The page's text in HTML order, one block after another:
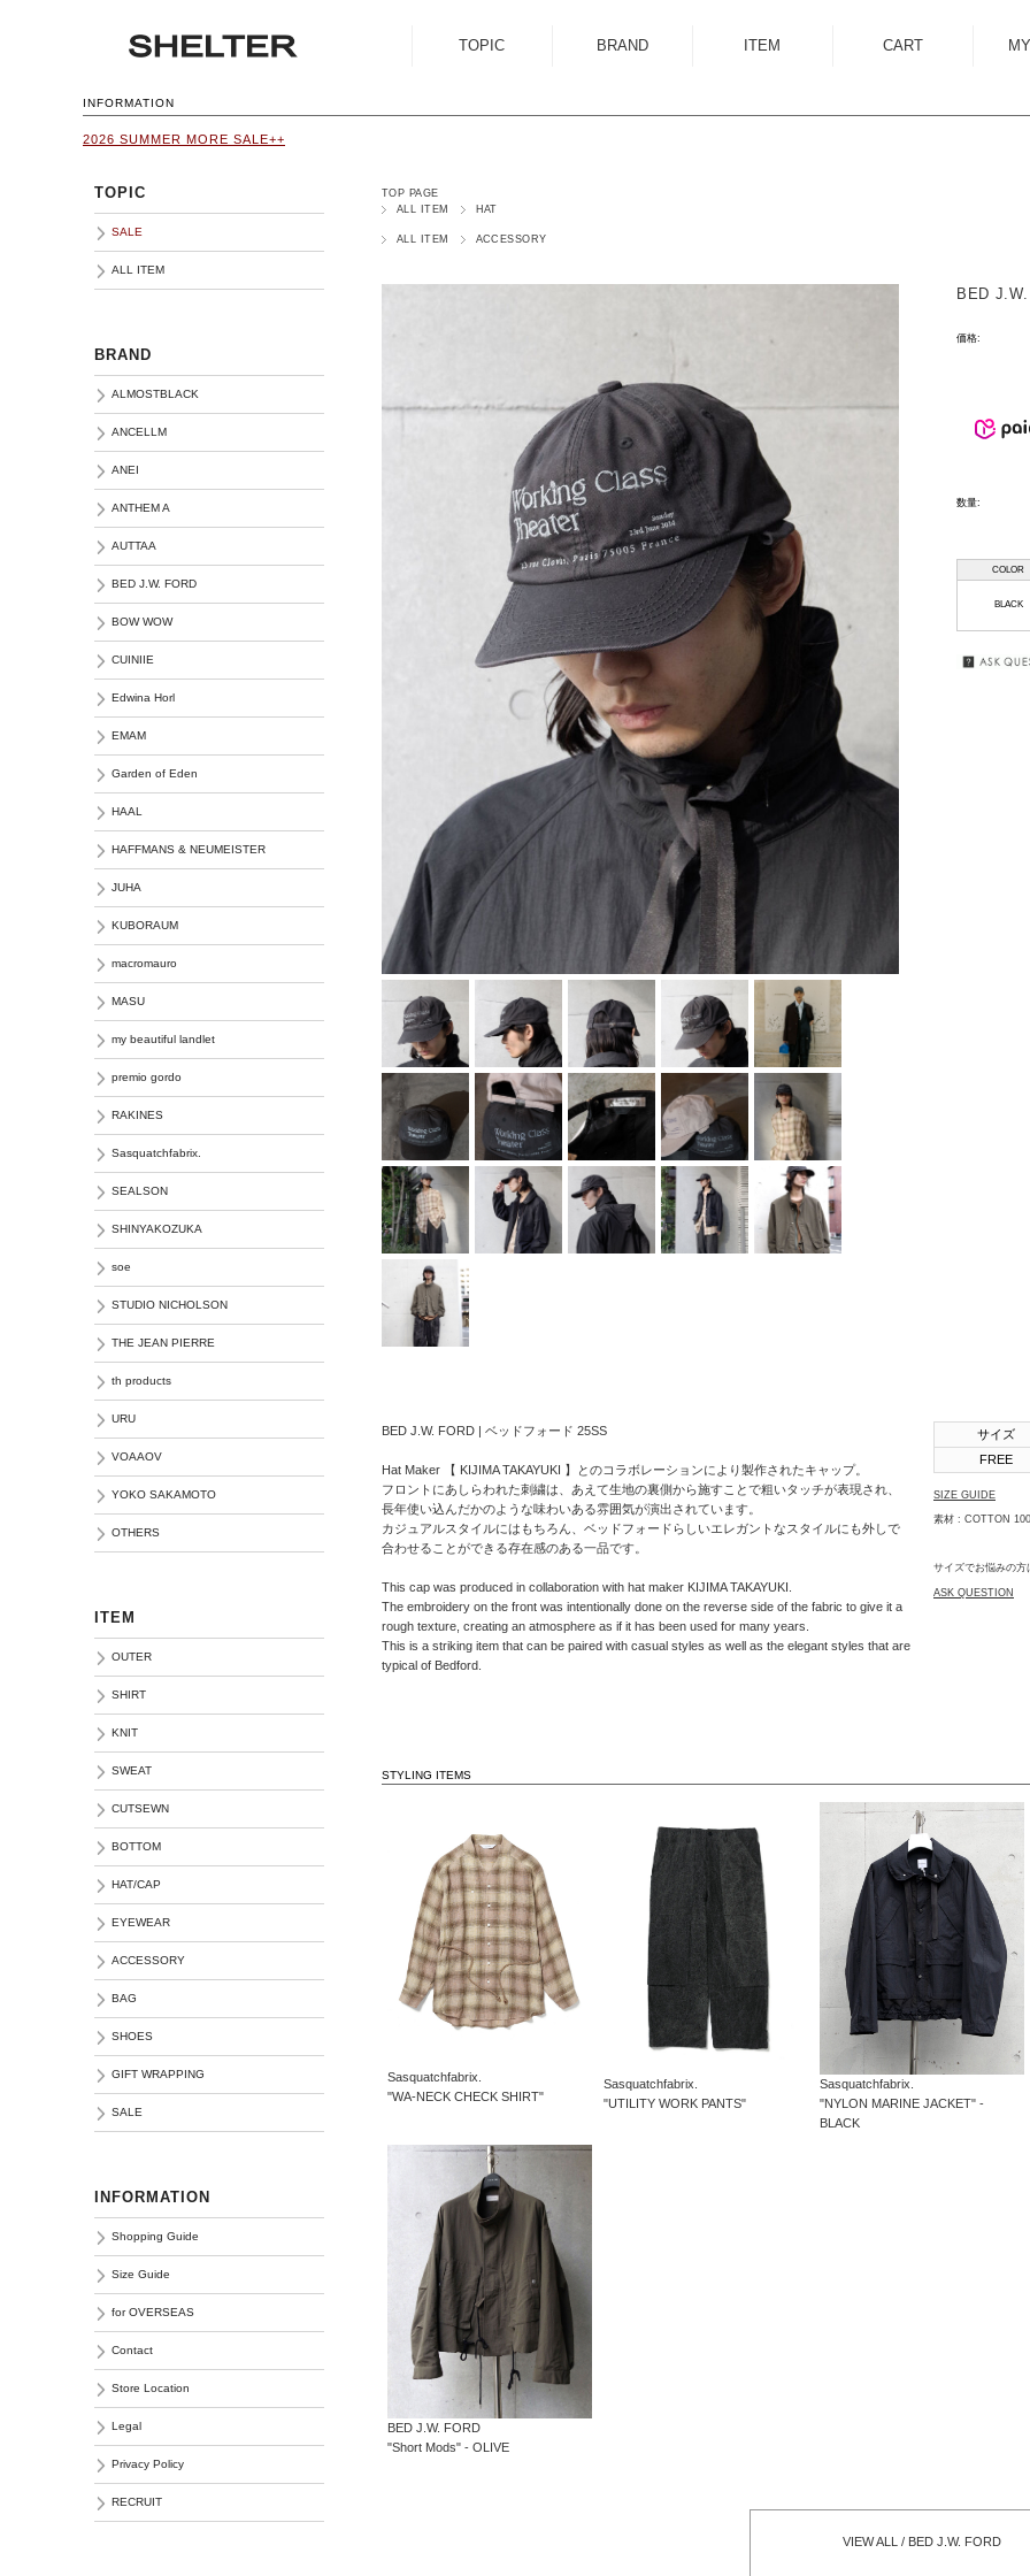
TOPIC BRAND
CUINIIE
Edwina Horl
EMAM
Garden of Eden
HAAL
HAFFMANS &
NEUMEISTER
JUHA
KUBORAUM
macromauro
MASU
my beautiful
premio gordo
RAKINES
Sasquatchfabrix.
SEALSON
SHINYAKOZUKA
soe
STUDIO
NICHOLSON
THE JEAN
PIERRE
th products
OTHERS
ITEM
EYEWEAR
ACCESSORY
BAG
SHOES
GIFT
WRAPPING
SALE
CART
INFORMATION
2026 SUMMER MORE SALE++
TOP PAGE
ALL ITEM
HAT
ALL ITEM ACCESSORY
BED
価格:
数量:
COLOR
BLACK
BED J.W. FORD | ベッドフォード 25SS
Hat Maker 【 KIJIMA TAKAYUKI 】とのコラボレーションにより製作されたキャップ。
フロントにあしらわれた刺繍は、あえて生地の裏側から施すことで粗いタッチが表現され、
長年使い込んだかのような味わいある雰囲気が演出されています。
カジュアルスタイルにはもちろん、ベッドフォードらしいエレガントなスタイルにも外しで
合わせることができる存在感のある一品です。
This cap was produced in collaboration with hat maker KIJIMA TAKAYUKI.
The embroidery on the front was intentionally done on the reverse side of the fabric to give it a
rough texture, creating an atmosphere as if it has been used for many years.
This is a striking item that can be paired with casual styles as well as the elegant styles that are
typical of Bedford.
サイズ
FREE
SIZE GUIDE
素材 : COTTON
サイズでお悩みの方
ASK QUESTION
STYLING ITEMS
Sasquatchfabrix.
"WA-NECK CHECK SHIRT"
Sasquatchfabrix.
"UTILITY WORK PANTS"
Sasquatchfabrix.
"NYLON MARINE JACKET" -
BLACK
BED J.W. FORD
"Short Mods" - OLIVE
VIEW ALL / BED J.W. FORD
TOPIC
SALE
ALL ITEM
BRAND
ALMOSTBLACK
ANCELLM
ANEI
ANTHEM A
AUTTAA
BED J.W. FORD
BOW WOW
CUINIIE
Edwina Horl
EMAM
Garden of Eden
HAAL
HAFFMANS & NEUMEISTER
JUHA
KUBORAUM
macromauro
MASU
my beautiful landlet
premio gordo
RAKINES
Sasquatchfabrix.
SEALSON
SHINYAKOZUKA
soe
STUDIO NICHOLSON
THE JEAN PIERRE
th products
URU
VOAAOV
YOKO SAKAMOTO
OTHERS
ITEM
OUTER
SHIRT
KNIT
SWEAT
CUTSEWN
BOTTOM
HAT/CAP
EYEWEAR
ACCESSORY
BAG
SHOES
GIFT WRAPPING
SALE
INFORMATION
Shopping Guide
Size Guide
for OVERSEAS
Contact
Store Location
Legal
Privacy Policy
RECRUIT